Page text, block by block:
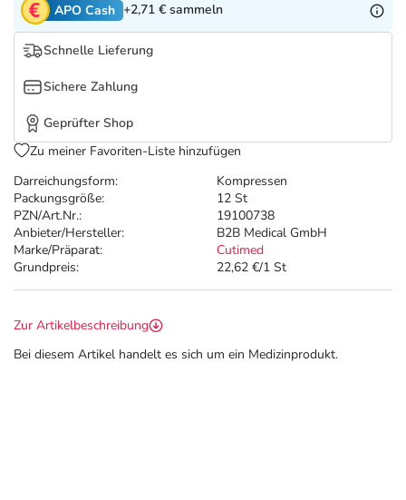
Tierapotheke
Marken
Salus Deals
Darreichungsform:
Kompressen
Packungsgröße:
12 St
PZN/Art.Nr.:
19100738
Anbieter/Hersteller:
B2B Medical GmbH
Marke/Präparat:
Cutimed
Grundpreis:
22,62 €/1 St
APO Cash +2,71 € sammeln
Schnelle Lieferung
Sichere Zahlung
Geprüfter Shop
Zu meiner Favoriten-Liste hinzufügen
Zur Artikelbeschreibung
Bei diesem Artikel handelt es sich um ein Medizinprodukt.